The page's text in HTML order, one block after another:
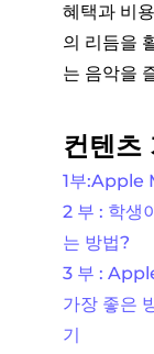
혜택과 비
의 리듬을
는 음악을
컨텐츠
1부:Apple
2 부 : 학생
는 방법?
3 부 :
가장 좋은
기